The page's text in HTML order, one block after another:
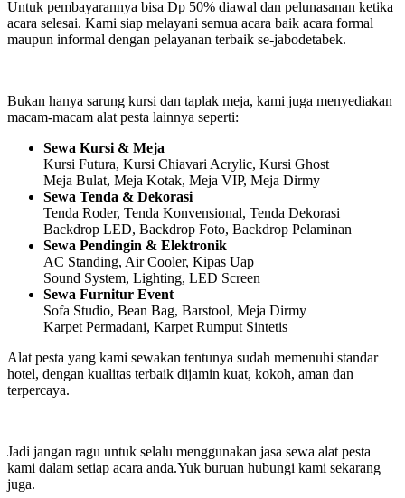
Untuk pembayarannya bisa Dp 50% diawal dan pelunasanan ketika
acara selesai. Kami siap melayani semua acara baik acara formal
maupun informal dengan pelayanan terbaik se-jabodetabek.
Bukan hanya sarung kursi dan taplak meja, kami juga menyediakan
macam-macam alat pesta lainnya seperti:
Sewa Kursi & Meja
Kursi Futura, Kursi Chiavari Acrylic, Kursi Ghost
Meja Bulat, Meja Kotak, Meja VIP, Meja Dirmy
Sewa Tenda & Dekorasi
Tenda Roder, Tenda Konvensional, Tenda Dekorasi
Backdrop LED, Backdrop Foto, Backdrop Pelaminan
Sewa Pendingin & Elektronik
AC Standing, Air Cooler, Kipas Uap
Sound System, Lighting, LED Screen
Sewa Furnitur Event
Sofa Studio, Bean Bag, Barstool, Meja Dirmy
Karpet Permadani, Karpet Rumput Sintetis
Alat pesta yang kami sewakan tentunya sudah memenuhi standar
hotel, dengan kualitas terbaik dijamin kuat, kokoh, aman dan
terpercaya.
Jadi jangan ragu untuk selalu menggunakan jasa sewa alat pesta
kami dalam setiap acara anda.Yuk buruan hubungi kami sekarang
juga.